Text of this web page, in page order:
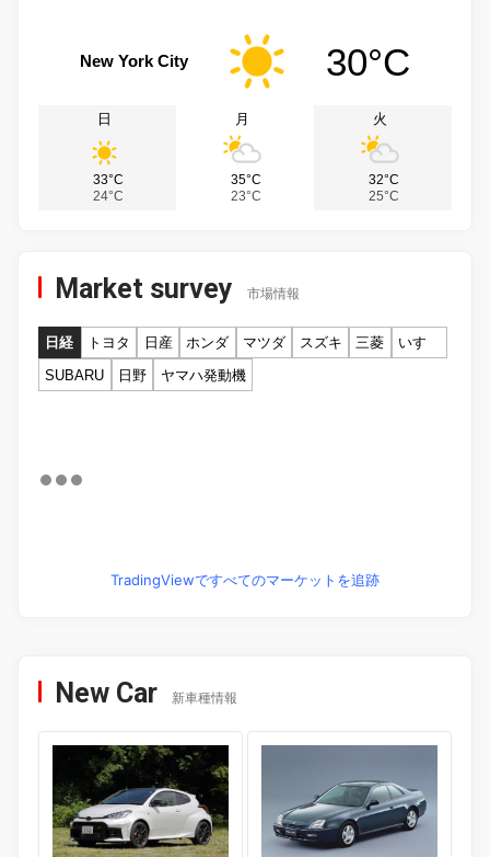
New York City 30°C
日
33°C
24°C
月
35°C
23°C
火
32°C
25°C
Market survey 市場情報
日経 トヨタ 日産 ホンダ マツダ スズキ 三菱
いすゞ
SUBARU
日野 ヤマハ発動機
TradingViewですべてのマーケットを追跡
New Car 新車種情報